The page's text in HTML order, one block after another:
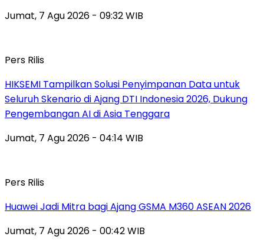
Jumat, 7 Agu 2026 - 09:32 WIB
Pers Rilis
HIKSEMI Tampilkan Solusi Penyimpanan Data untuk
Seluruh Skenario di Ajang DTI Indonesia 2026, Dukung
Pengembangan AI di Asia Tenggara
Jumat, 7 Agu 2026 - 04:14 WIB
Pers Rilis
Huawei Jadi Mitra bagi Ajang GSMA M360 ASEAN 2026
Jumat, 7 Agu 2026 - 00:42 WIB